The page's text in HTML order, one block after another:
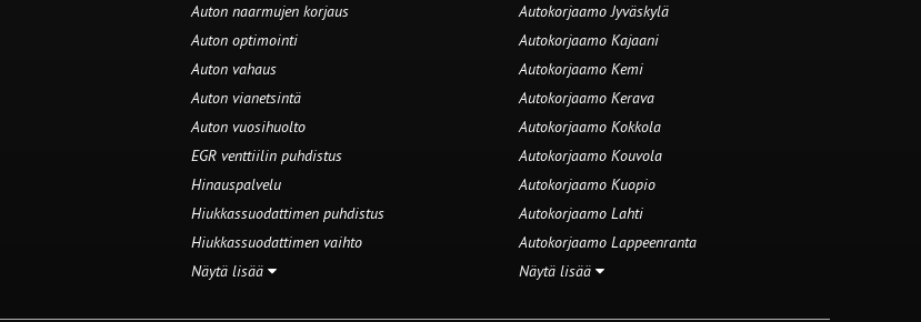
Auton naarmujen korjaus
Auton optimointi
Auton vahaus
Auton vianetsintä
Auton vuosihuolto
EGR venttiilin puhdistus
Hinauspalvelu
Hiukkassuodattimen puhdistus
Hiukkassuodattimen vaihto
Näytä lisää
Autokorjaamo Jyväskylä
Autokorjaamo Kajaani
Autokorjaamo Kemi
Autokorjaamo Kerava
Autokorjaamo Kokkola
Autokorjaamo Kouvola
Autokorjaamo Kuopio
Autokorjaamo Lahti
Autokorjaamo Lappeenranta
Näytä lisää